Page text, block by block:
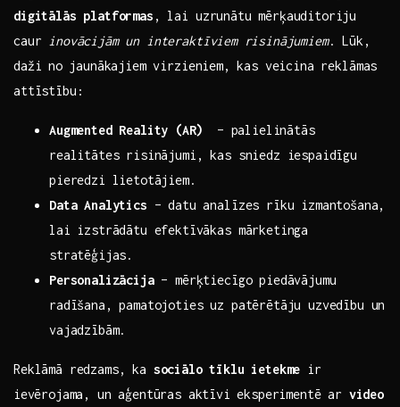
digitālās platformas , lai uzrunātu mērķauditoriju
caur inovācijām un interaktīviem ⁢risinājumiem. Lūk,
daži⁢ no ⁣jaunākajiem virzieniem,⁣ kas veicina ‌reklāmas
attīstību:
Augmented Reality ⁢(AR) ⁢ – palielinātās
realitātes risinājumi, kas‍ sniedz iespaidīgu
pieredzi‍ lietotājiem.
Data Analytics – datu analīzes rīku izmantošana,‍
lai izstrādātu efektīvākas mārketinga
stratēģijas.
Personalizācija– mērķtiecīgo piedāvājumu
radīšana, pamatojoties ‌uz​ patērētāju uzvedību‍ un
vajadzībām.
Reklāmā redzams, ka sociālo ⁤tīklu ietekme ir
⁢ievērojama, un aģentūras⁣ aktīvi ⁣eksperimentē ⁢ar video